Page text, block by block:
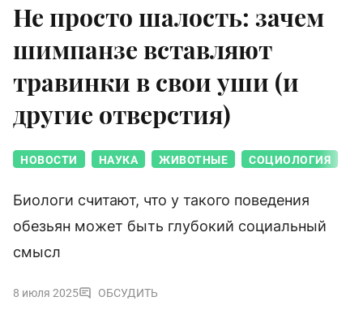
Не просто шалость: зачем
шимпанзе вставляют
травинки в свои уши (и
другие отверстия)
НОВОСТИ НАУКА ЖИВОТНЫЕ СОЦИОЛОГИЯ
Биологи считают, что у такого поведения
обезьян может быть глубокий социальный
смысл
8 июля 2025 ОБСУДИТЬ